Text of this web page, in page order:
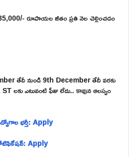
రూపాయల జీతం ప్రతి నెల చెల్లించడం
తేదీ నుండి 9th December తేదీ వరకు
లకు ఎటువంటి ఫీజు లేదు.. కావున ఆలస్యం
భర్తీ: Apply
Apply